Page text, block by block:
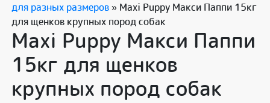
для разных размеров» Maxi Puppy Макси Паппи 15кг
для щенков крупных пород собак
Maxi Puppy Макси Паппи
15кг для щенков
крупных пород собак